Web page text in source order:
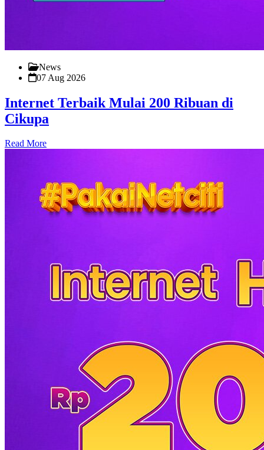
News
07 Aug 2026
Internet Terbaik Mulai 200 Ribuan di
Cikupa
Read More